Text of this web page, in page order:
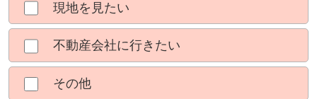
現地を見たい
不動産会社に行きたい
その他